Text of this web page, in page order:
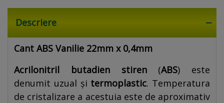
Descriere
Cant ABS Vanilie 22mm x 0,4mm
Acrilonitril butadien stiren(ABS) este
denumit uzual și termoplastic. Temperatura
de cristalizare a acestuia este de aproximativ